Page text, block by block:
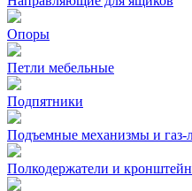
Опоры
Петли мебельные
Подпятники
Подъемные механизмы и газ-
Полкодержатели и